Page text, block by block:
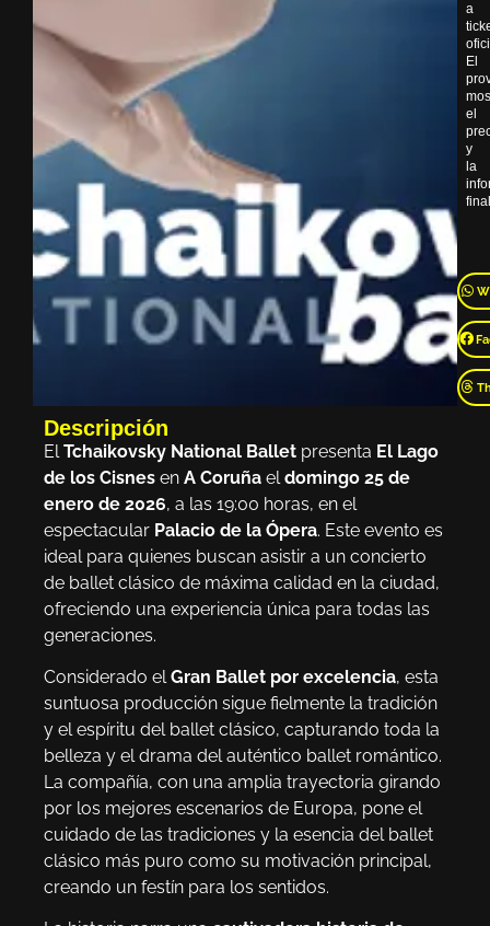
a
El
el
y
la
Descripción
El Tchaikovsky National Ballet presenta El Lago
de los Cisnes en A Coruña el domingo 25 de
enero de 2026, a las 19:00 horas, en el
espectacular Palacio de la Ópera. Este evento es
ideal para quienes buscan asistir a un concierto
de ballet clásico de máxima calidad en la ciudad,
ofreciendo una experiencia única para todas las
generaciones.
Considerado elGran Ballet por excelencia, esta
suntuosa producción sigue fielmente la tradición
y el espíritu del ballet clásico, capturando toda la
belleza y el drama del auténtico ballet romántico.
La compañía, con una amplia trayectoria girando
por los mejores escenarios de Europa, pone el
cuidado de las tradiciones y la esencia del ballet
clásico más puro como su motivación principal,
creando un festín para los sentidos.